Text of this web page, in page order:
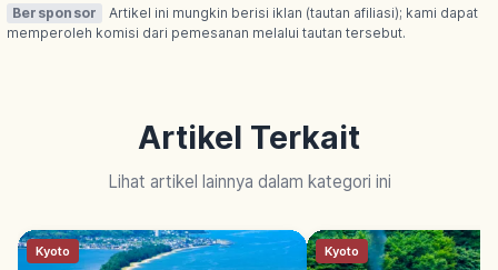
Bersponsor
Artikel ini mungkin berisi iklan (tautan afiliasi); kami dapat
memperoleh komisi dari pemesanan melalui tautan tersebut.
Artikel Terkait
Lihat artikel lainnya dalam kategori ini
Kyoto Kyoto